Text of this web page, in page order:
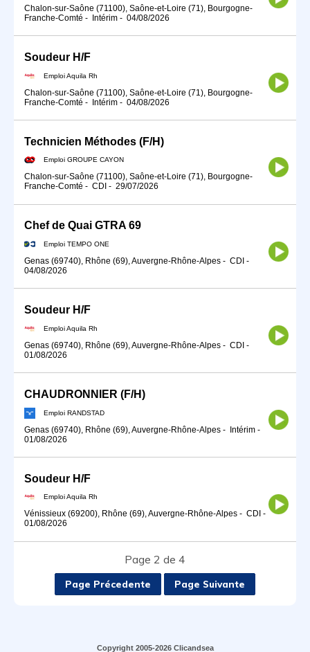
Chalon-sur-Saône (71100), Saône-et-Loire (71), Bourgogne-
Franche-Comté - Intérim - 04/08/2026
Soudeur H/F
Emploi Aquila Rh
Chalon-sur-Saône (71100), Saône-et-Loire (71), Bourgogne-
Franche-Comté - Intérim - 04/08/2026
Technicien Méthodes (F/H)
Emploi GROUPE CAYON
Chalon-sur-Saône (71100), Saône-et-Loire (71), Bourgogne-
Franche-Comté - CDI - 29/07/2026
Chef de Quai GTRA 69
Emploi TEMPO ONE
Genas (69740), Rhône (69), Auvergne-Rhône-Alpes - CDI -
04/08/2026
Soudeur H/F
Emploi Aquila Rh
Genas (69740), Rhône (69), Auvergne-Rhône-Alpes - CDI -
01/08/2026
CHAUDRONNIER (F/H)
Emploi RANDSTAD
Genas (69740), Rhône (69), Auvergne-Rhône-Alpes - Intérim -
01/08/2026
Soudeur H/F
Emploi Aquila Rh
Vénissieux (69200), Rhône (69), Auvergne-Rhône-Alpes - CDI -
01/08/2026
Page 2 de 4
Page Précedente Page Suivante
Copyright 2005-2026 Clicandsea